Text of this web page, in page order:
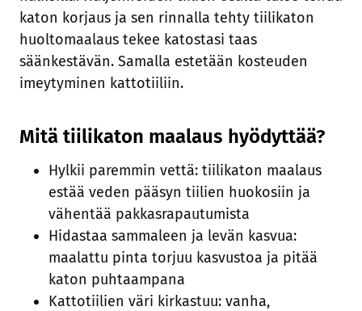
katon korjaus ja sen rinnalla tehty tiilikaton
huoltomaalaus tekee katostasi taas
säänkestävän. Samalla estetään kosteuden
imeytyminen kattotiiliin.
Mitä tiilikaton maalaus hyödyttää?
Hylkii paremmin vettä: tiilikaton maalaus
estää veden pääsyn tiilien huokosiin ja
vähentää pakkasrapautumista
Hidastaa sammaleen ja levän kasvua:
maalattu pinta torjuu kasvustoa ja pitää
katon puhtaampana
Kattotiilien väri kirkastuu: vanha,